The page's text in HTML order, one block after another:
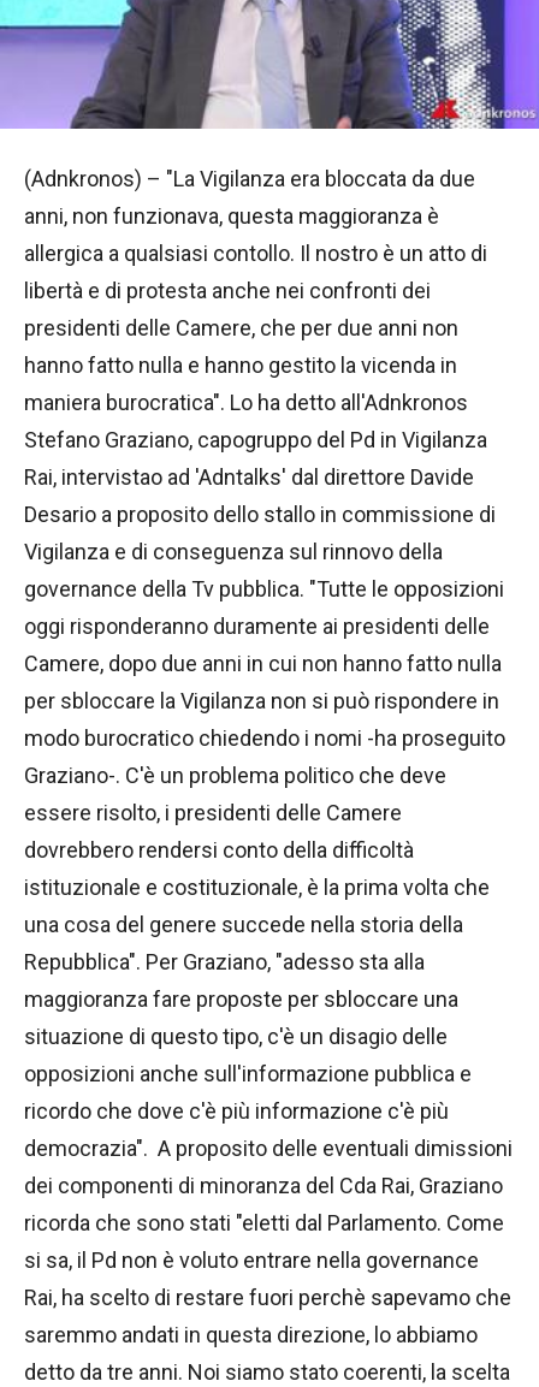
(Adnkronos) – "La Vigilanza era bloccata da due
anni, non funzionava, questa maggioranza è
allergica a qualsiasi contollo. Il nostro è un atto di
libertà e di protesta anche nei confronti dei
presidenti delle Camere, che per due anni non
hanno fatto nulla e hanno gestito la vicenda in
maniera burocratica". Lo ha detto all'Adnkronos
Stefano Graziano, capogruppo del Pd in Vigilanza
Rai, intervistao ad 'Adntalks' dal direttore Davide
Desario a proposito dello stallo in commissione di
Vigilanza e di conseguenza sul rinnovo della
governance della Tv pubblica. "Tutte le opposizioni
oggi risponderanno duramente ai presidenti delle
Camere, dopo due anni in cui non hanno fatto nulla
per sbloccare la Vigilanza non si può rispondere in
modo burocratico chiedendo i nomi -ha proseguito
Graziano-. C'è un problema politico che deve
essere risolto, i presidenti delle Camere
dovrebbero rendersi conto della difficoltà
istituzionale e costituzionale, è la prima volta che
una cosa del genere succede nella storia della
Repubblica". Per Graziano, "adesso sta alla
maggioranza fare proposte per sbloccare una
situazione di questo tipo, c'è un disagio delle
opposizioni anche sull'informazione pubblica e
ricordo che dove c'è più informazione c'è più
democrazia". A proposito delle eventuali dimissioni
dei componenti di minoranza del Cda Rai, Graziano
ricorda che sono stati "eletti dal Parlamento. Come
si sa, il Pd non è voluto entrare nella governance
Rai, ha scelto di restare fuori perchè sapevamo che
saremmo andati in questa direzione, lo abbiamo
detto da tre anni. Noi siamo stato coerenti, la scelta